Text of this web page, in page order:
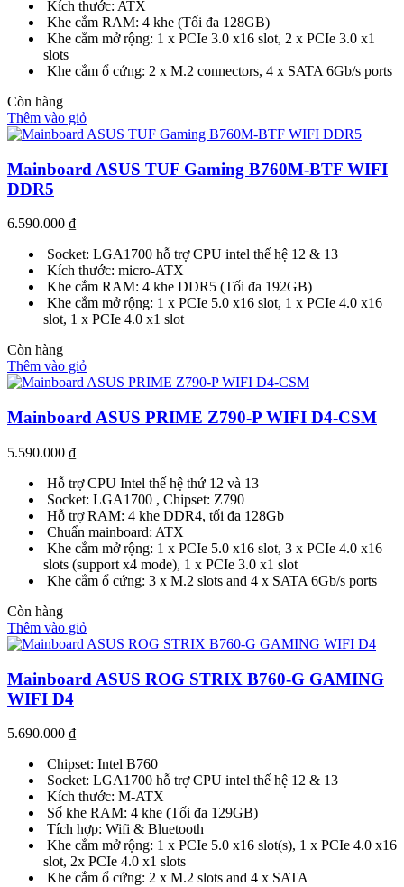
Kích thước: ATX
Khe cắm RAM: 4 khe (Tối đa 128GB)
Khe cắm mở rộng: 1 x PCIe 3.0 x16 slot, 2 x PCIe 3.0 x1
slots
Khe cắm ổ cứng: 2 x M.2 connectors, 4 x SATA 6Gb/s ports
Còn hàng
Thêm vào giỏ
Mainboard ASUS TUF Gaming B760M-BTF WIFI
DDR5
6.590.000 ₫
Socket: LGA1700 hỗ trợ CPU intel thế hệ 12 & 13
Kích thước: micro-ATX
Khe cắm RAM: 4 khe DDR5 (Tối đa 192GB)
Khe cắm mở rộng: 1 x PCIe 5.0 x16 slot, 1 x PCIe 4.0 x16
slot, 1 x PCIe 4.0 x1 slot
Còn hàng
Thêm vào giỏ
Mainboard ASUS PRIME Z790-P WIFI D4-CSM
5.590.000 ₫
Hỗ trợ CPU Intel thế hệ thứ 12 và 13
Socket: LGA1700 , Chipset: Z790
Hỗ trợ RAM: 4 khe DDR4, tối đa 128Gb
Chuẩn mainboard: ATX
Khe cắm mở rộng: 1 x PCIe 5.0 x16 slot, 3 x PCIe 4.0 x16
slots (support x4 mode), 1 x PCIe 3.0 x1 slot
Khe cắm ổ cứng: 3 x M.2 slots and 4 x SATA 6Gb/s ports
Còn hàng
Thêm vào giỏ
Mainboard ASUS ROG STRIX B760-G GAMING
WIFI D4
5.690.000 ₫
Chipset: Intel B760
Socket: LGA1700 hỗ trợ CPU intel thế hệ 12 & 13
Kích thước: M-ATX
Số khe RAM: 4 khe (Tối đa 129GB)
Tích hợp: Wifi & Bluetooth
Khe cắm mở rộng: 1 x PCIe 5.0 x16 slot(s), 1 x PCIe 4.0 x16
slot, 2x PCIe 4.0 x1 slots
Khe cắm ổ cứng: 2 x M.2 slots and 4 x SATA